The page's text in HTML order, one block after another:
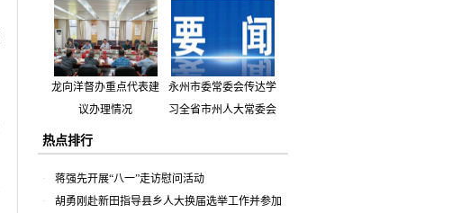
龙向洋督办重点代表建
议办理情况
永州市委常委会传达学
习全省市州人大常委会
关精神 专题听取省人
大常委会执法检查组到
永州开展大气污染防治
热点排行
蒋强先开展“八一”走访慰问活动
胡勇刚赴新田指导县乡人大换届选举工作并参加